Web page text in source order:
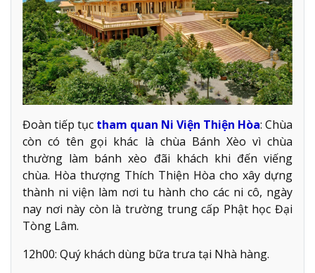
Đoàn tiếp tục tham quan Ni Viện Thiện Hòa: Chùa
còn có tên gọi khác là chùa Bánh Xèo vì chùa
thường làm bánh xèo đãi khách khi đến viếng
chùa. Hòa thượng Thích Thiện Hòa cho xây dựng
thành ni viện làm nơi tu hành cho các ni cô, ngày
nay nơi này còn là trường trung cấp Phật học Đại
Tòng Lâm.
12h00: Quý khách dùng bữa trưa tại Nhà hàng.